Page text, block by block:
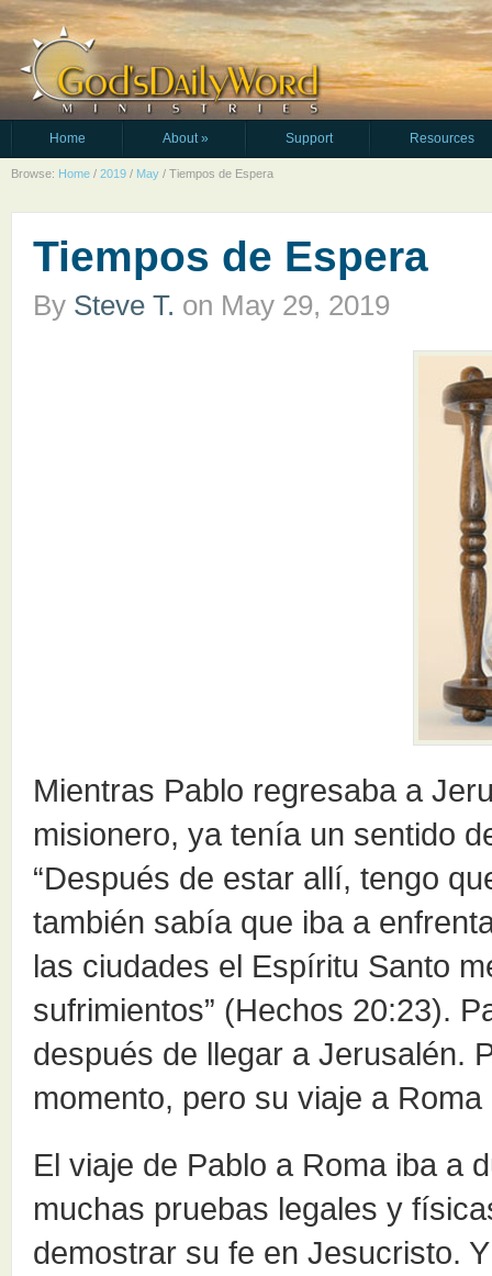
Home About» Support Resources
Browse: Home / 2019 / May / Tiempos de Espera
Tiempos de Espera
By Steve T. on May 29, 2019
Mientras Pablo regresaba a
misionero, ya tenía un sentido
“Después de estar allí, tengo
también sabía que iba a
las ciudades el Espíritu Santo
sufrimientos” (Hechos 20:23).
después de llegar a Jerusalén.
momento, pero su viaje a
El viaje de Pablo a Roma iba a
muchas pruebas legales y
demostrar su fe en Jesucristo.